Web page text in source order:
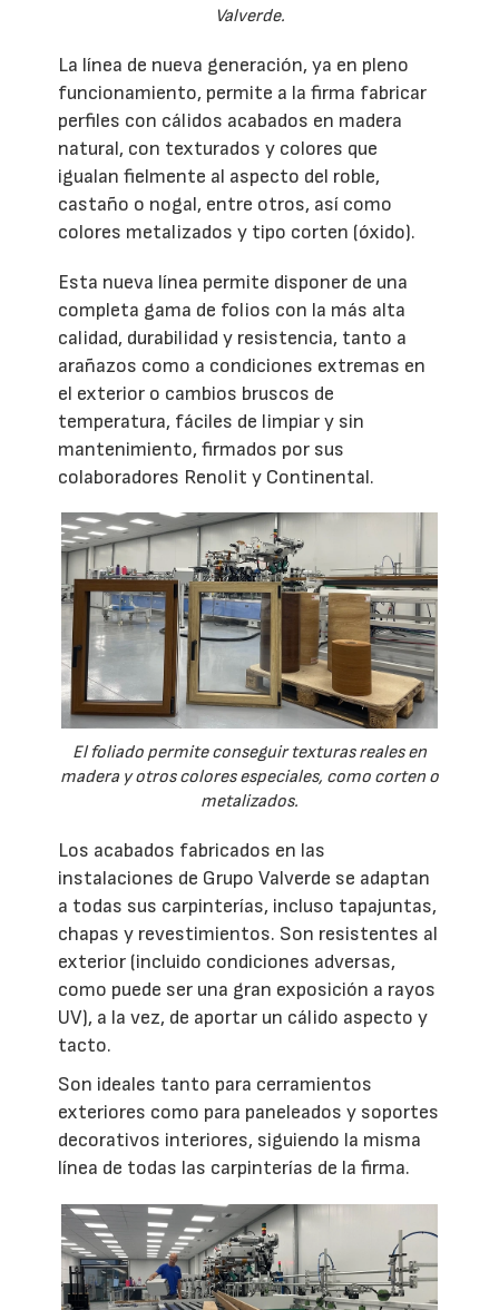
Valverde.
La línea de nueva generación, ya en pleno
funcionamiento, permite a la firma fabricar
perfiles con cálidos acabados en madera
natural, con texturados y colores que
igualan fielmente al aspecto del roble,
castaño o nogal, entre otros, así como
colores metalizados y tipo corten (óxido).
Esta nueva línea permite disponer de una
completa gama de folios con la más alta
calidad, durabilidad y resistencia, tanto a
arañazos como a condiciones extremas en
el exterior o cambios bruscos de
temperatura, fáciles de limpiar y sin
mantenimiento, firmados por sus
colaboradores Renolit y Continental.
El foliado permite conseguir texturas reales en
madera y otros colores especiales, como corten o
metalizados.
Los acabados fabricados en las
instalaciones de Grupo Valverde se adaptan
a todas sus carpinterías, incluso tapajuntas,
chapas y revestimientos. Son resistentes al
exterior (incluido condiciones adversas,
como puede ser una gran exposición a rayos
UV), a la vez, de aportar un cálido aspecto y
tacto.
Son ideales tanto para cerramientos
exteriores como para paneleados y soportes
decorativos interiores, siguiendo la misma
línea de todas las carpinterías de la firma.